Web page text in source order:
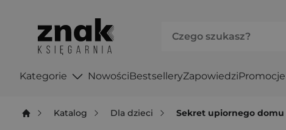
Kategorie NowościBestselleryZapowiedziPromocje
Katalog Dla dzieci Sekret upiornego domu